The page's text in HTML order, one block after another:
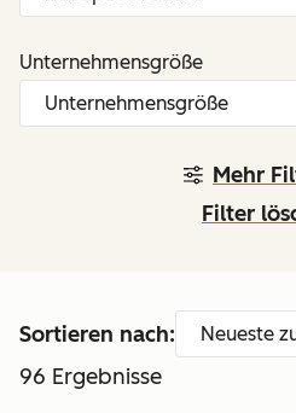
Mehr
Unternehmensgröße
Filter
Sortieren nach:
96 Ergebnisse